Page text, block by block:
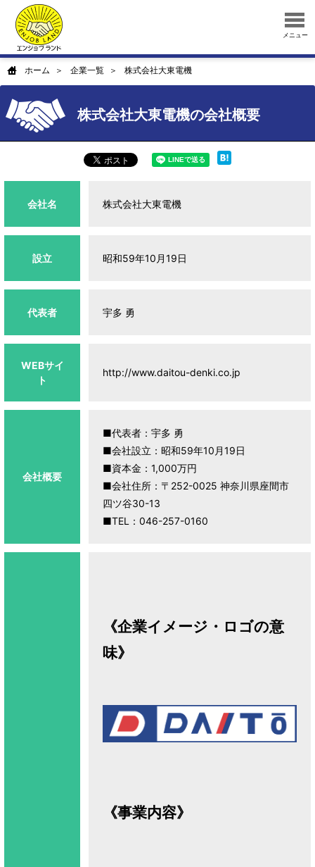
メニュー
ホーム 企業一覧 株式会社大東電機
株式会社大東電機の会社概要
会社名 株式会社大東電機
設立 昭和59年10月19日
代表者 宇多 勇
WEBサイ
ト
http://www.daitou-denki.co.jp
会社概要
■代表者：宇多 勇
■会社設立：昭和59年10月19日
■資本金：1,000万円
■会社住所：〒252-0025 神奈川県座間市
四ツ谷30-13
■TEL：046-257-0160
《企業イメージ・ロゴの意
味》
《事業内容》